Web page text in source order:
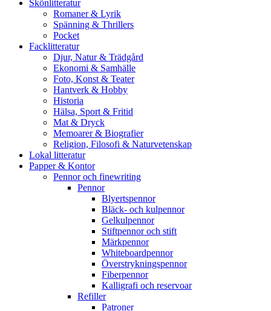
Skönlitteratur
Romaner & Lyrik
Spänning & Thrillers
Pocket
Facklitteratur
Djur, Natur & Trädgård
Ekonomi & Samhälle
Foto, Konst & Teater
Hantverk & Hobby
Historia
Hälsa, Sport & Fritid
Mat & Dryck
Memoarer & Biografier
Religion, Filosofi & Naturvetenskap
Lokal litteratur
Papper & Kontor
Pennor och finewriting
Pennor
Blyertspennor
Bläck- och kulpennor
Gelkulpennor
Stiftpennor och stift
Märkpennor
Whiteboardpennor
Överstrykningspennor
Fiberpennor
Kalligrafi och reservoar
Refiller
Patroner